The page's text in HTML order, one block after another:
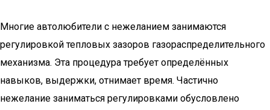
Многие автолюбители с нежеланием занимаются
регулировкой тепловых зазоров газораспределительного
механизма. Эта процедура требует определённых
навыков, выдержки, отнимает время. Частично
нежелание заниматься регулировками обусловлено